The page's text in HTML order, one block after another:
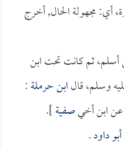
أي: مجهولة الحال, أخرج
ثم كانت تحت ابن
وسلم، قالابن حرملة:
ابن أخيصفية].
أبو داود.